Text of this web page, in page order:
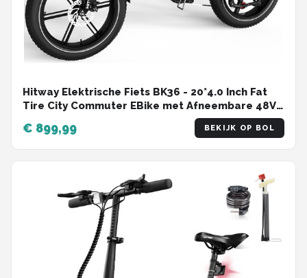
Hitway Elektrische Fiets BK36 - 20*4.0 Inch Fat
Tire City Commuter EBike met Afneembare 48V
10.4Ah Lithium Batterij - Opvouwbaar Mountain
E-Bike met 250W Motor - 7 Versnellingen - IP54
Waterdicht
€ 899,99 BEKIJK OP BOL